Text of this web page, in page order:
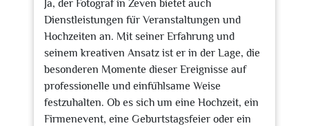
Ja, der Fotograf in Zeven bietet auch
Dienstleistungen für Veranstaltungen und
Hochzeiten an. Mit seiner Erfahrung und
seinem kreativen Ansatz ist er in der Lage, die
besonderen Momente dieser Ereignisse auf
professionelle und einfühlsame Weise
festzuhalten. Ob es sich um eine Hochzeit, ein
Firmenevent, eine Geburtstagsfeier oder ein